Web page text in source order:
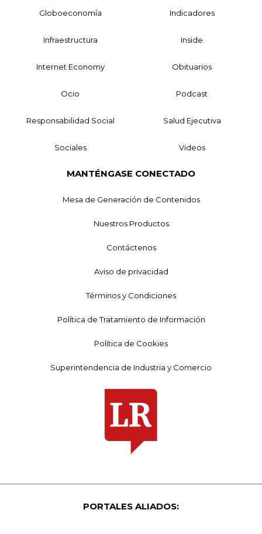
Globoeconomía Indicadores
Infraestructura Inside
Internet Economy Obituarios
Ocio Podcast
Responsabilidad Social Salud Ejecutiva
Sociales Videos
MANTÉNGASE CONECTADO
Mesa de Generación de Contenidos
Nuestros Productos
Contáctenos
Aviso de privacidad
Términos y Condiciones
Política de Tratamiento de Información
Política de Cookies
Superintendencia de Industria y Comercio
PORTALES ALIADOS: